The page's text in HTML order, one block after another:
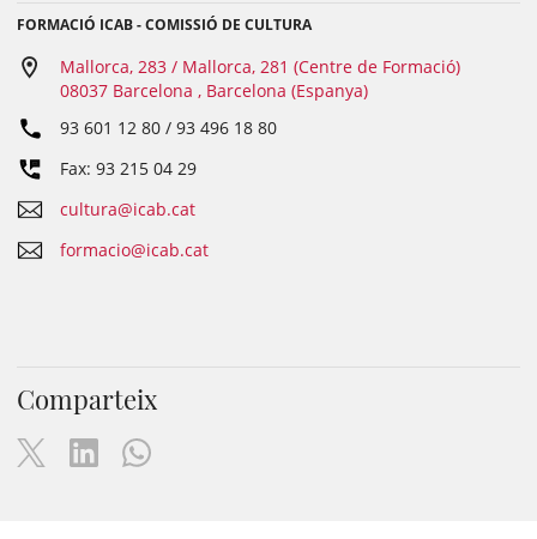
FORMACIÓ ICAB - COMISSIÓ DE CULTURA
Mallorca, 283 / Mallorca, 281 (Centre de Formació)
08037 Barcelona , Barcelona (Espanya)
93 601 12 80 / 93 496 18 80
Fax: 93 215 04 29
cultura@icab.cat
formacio@icab.cat
Comparteix